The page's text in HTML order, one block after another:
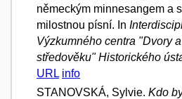
německým minnesangem a
milostnou písní. In
Výzkumného centra "Dvory
středověku" Historického
URL info
STANOVSKÁ, Sylvie. Kdo